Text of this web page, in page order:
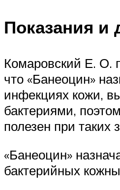
Показания и
Комаровский Е. О.
что «Банеоцин»
инфекциях кожи,
бактериями,
полезен при таких
«Банеоцин»
бактерийных